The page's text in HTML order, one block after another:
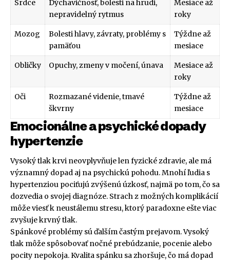
Srdce
Dýchavičnosť, bolesti na hrudi,
nepravidelný rytmus
Mesiace až
roky
Mozog
Bolesti hlavy, závraty, problémy s
pamäťou
Týždne až
mesiace
Obličky Opuchy, zmeny v močení, únava
Mesiace až
roky
Oči
Rozmazané videnie, tmavé
škvrny
Týždne až
mesiace
Emocionálne a psychické dopady
hypertenzie
Vysoký tlak krvi neovplyvňuje len fyzické zdravie, ale má
významný dopad aj na psychickú pohodu. Mnohí ľudia s
hypertenziou pociťujú zvýšenú úzkosť, najmä po tom, čo sa
dozvedia o svojej diagnóze. Strach z možných komplikácií
môže viesť k neustálemu stresu, ktorý paradoxne ešte viac
zvyšuje krvný tlak.
Spánkové problémy sú ďalším častým prejavom. Vysoký
tlak môže spôsobovať nočné prebúdzanie, pocenie alebo
pocity nepokoja. Kvalita spánku sa zhoršuje, čo má dopad